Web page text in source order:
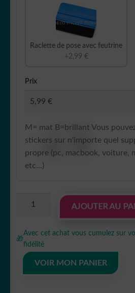
Raclette de pose avec feutrine
+2,99 €
Prix
M= mat B=brillant Vous
stickers sur n'importe quel
propre (pc, macbook, voiture,
etc...)
Autocollant
macbook
MB1323
AJOUTER AU
🎁
Avec cet achat vous cumulez sur
fidélité
VOIR MON PANIER